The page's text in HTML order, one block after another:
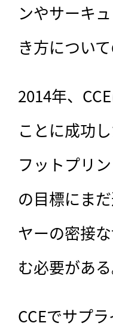
ンやサーキ
き方につい
2014年、
ことに成功
フットプリ
の目標にま
ヤーの密接
む必要がある
CCEでサプ